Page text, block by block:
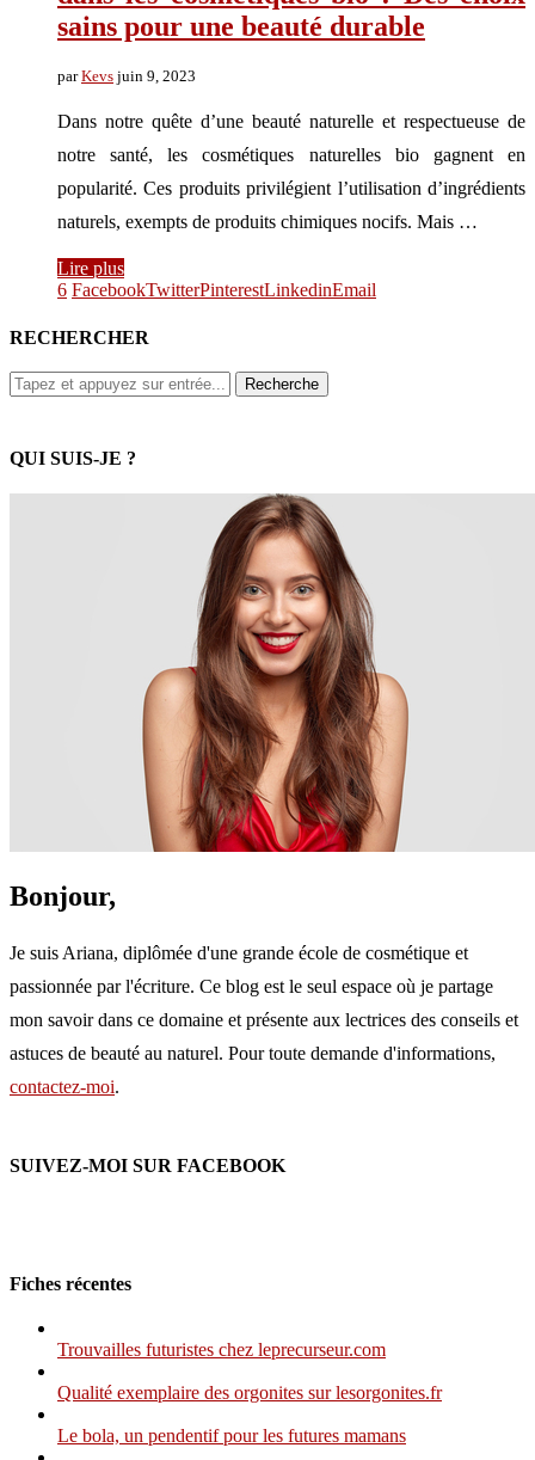
sains pour une beauté durable
parKevs juin 9, 2023
Dans notre quête d’une beauté naturelle et respectueuse de
notre santé, les cosmétiques naturelles bio gagnent en
popularité. Ces produits privilégient l’utilisation d’ingrédients
naturels, exempts de produits chimiques nocifs. Mais …
Lire plus
6 FacebookTwitterPinterestLinkedinEmail
RECHERCHER
QUI SUIS-JE ?
Bonjour,
Je suis Ariana, diplômée d'une grande école de cosmétique et
passionnée par l'écriture. Ce blog est le seul espace où je partage
mon savoir dans ce domaine et présente aux lectrices des conseils et
astuces de beauté au naturel. Pour toute demande d'informations,
contactez-moi.
SUIVEZ-MOI SUR FACEBOOK
Fiches récentes
Trouvailles futuristes chez leprecurseur.com
Qualité exemplaire des orgonites sur lesorgonites.fr
Le bola, un pendentif pour les futures mamans